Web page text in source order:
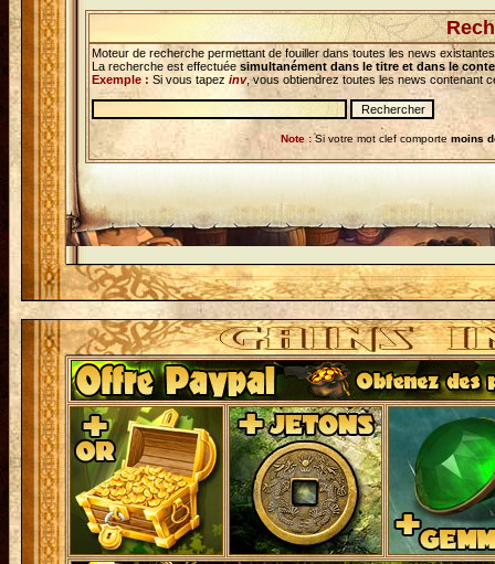
Moteur de recherche permettant de fouiller dans toutes les news
La recherche est effectuée simultanément dans le titre et dans le
Exemple : Si vous tapez inv, vous obtiendrez toutes les news contenant
Note :Si votre mot clef comporte moins